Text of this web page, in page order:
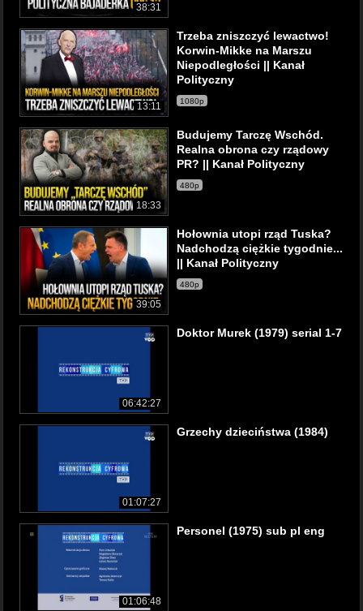
38:31
13:11
Trzeba zniszczyć lewactwo!
Korwin-Mikke na Marszu
Niepodległości || Kanał
Polityczny
1080p
18:33
Budujemy Tarczę Wschód.
Realna obrona czy rządowy
PR? || Kanał Polityczny
480p
39:05
Hołownia utopi rząd Tuska?
Nadchodzą ciężkie tygodnie...
|| Kanał Polityczny
480p
06:42:27
Doktor Murek (1979) serial 1-7
01:07:27
Grzechy dzieciństwa (1984)
01:06:48
Personel (1975) sub pl eng